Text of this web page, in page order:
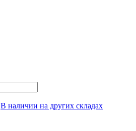
В наличии на других складах